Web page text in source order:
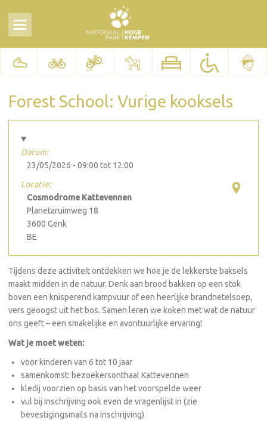
Forest School: Vurige kooksels
Datum:
23/05/2026 - 09:00 tot 12:00
Locatie:
Cosmodrome Kattevennen
Planetaruimweg 18
3600 Genk
BE
Tijdens deze activiteit ontdekken we hoe je de lekkerste baksels
maakt midden in de natuur. Denk aan brood bakken op een stok
boven een knisperend kampvuur of een heerlijke brandnetelsoep,
vers geoogst uit het bos. Samen leren we koken met wat de natuur
ons geeft – een smakelijke en avontuurlijke ervaring!
Wat je moet weten:
voor kinderen van 6 tot 10 jaar
samenkomst: bezoekersonthaal Kattevennen
kledij voorzien op basis van het voorspelde weer
vul bij inschrijving ook even de vragenlijst in (zie
bevestigingsmails na inschrijving)